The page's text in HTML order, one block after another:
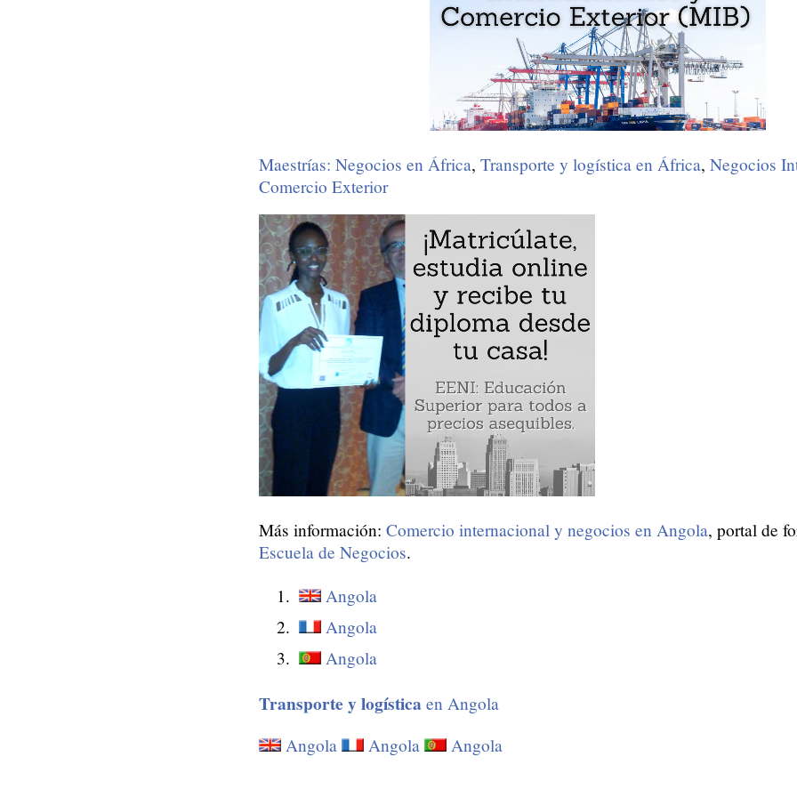
Maestrías: Negocios en África, Transporte y logística en África, Negocios
Comercio Exterior
Más información: Comercio internacional y negocios en Angola, portal de
Escuela de Negocios.
Angola
Angola
Angola
Transporte y logística en Angola
Angola
Angola Angola